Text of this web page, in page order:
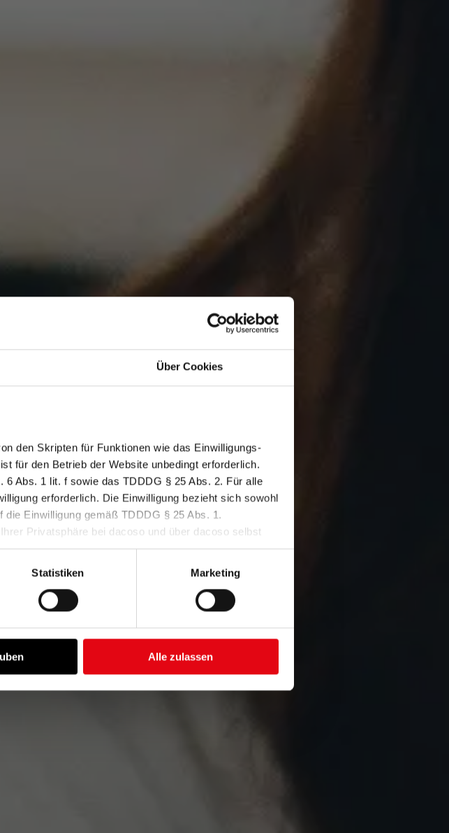
Über Cookies
den Skripten für Funktionen wie das Einwilligungs-
für den Betrieb der Website unbedingt erforderlich.
Abs. 1 lit. f sowie das TDDDG § 25 Abs. 2. Für alle
erforderlich. Die Einwilligung bezieht sich sowohl
Einwilligung gemäß TDDDG § 25 Abs. 1.
Privatsphäre bei dacoso und über dacoso selbst
.
Statistiken Marketing
Alle zulassen